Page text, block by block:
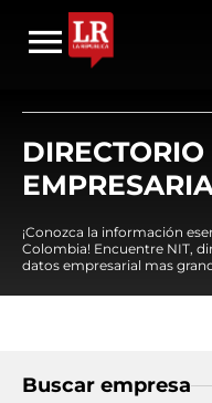
¡Conozca la información
Colombia! Encuentre NIT,
datos empresarial mas
Buscar empresa